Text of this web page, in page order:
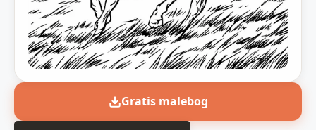
Gratis malebog